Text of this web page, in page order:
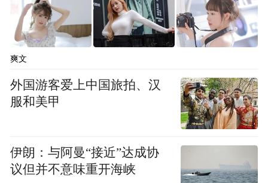
学开设了新西兰首个完整的人工智能专业，
拥有全球领先的教学和研究团队；新西兰的
理工学院（ITPs）更是秉持“学以致用”的原
程，快速响应不断发展的技术行业需求，确
保毕业生获得尖端、雇主青睐的技能，真正
力。这一系统还支持在职、在校、在线等多
种灵活学习方式，并邀请企业与雇主参与课
爽文
外国游客爱上中国旅拍、汉
服和美甲
伊朗：与阿曼“接近”达成协
议但并不意味重开海峡